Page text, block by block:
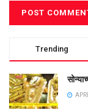
Trending